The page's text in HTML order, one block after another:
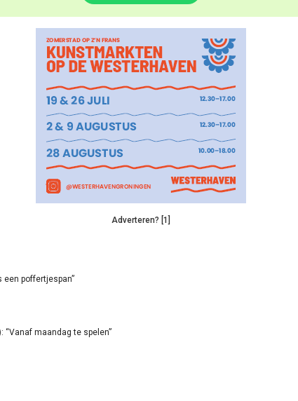
Adverteren? [1]
poffertjespan”
maandag te spelen”